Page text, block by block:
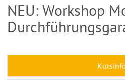
NEU: Workshop
Kursinfo